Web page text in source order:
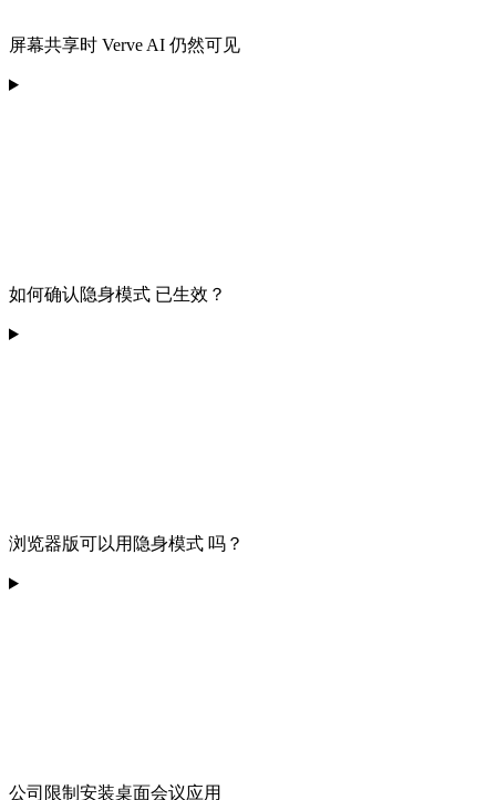
屏幕共享时 Verve AI 仍然可见
如何确认隐身模式 已生效？
浏览器版可以用隐身模式 吗？
公司限制安装桌面会议应用